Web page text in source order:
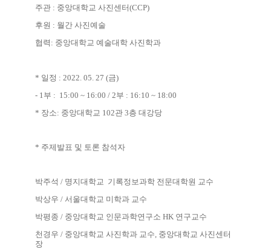
주관 : 중앙대학교 사진센터(CCP)
후원 : 월간 사진예술
협력 : 중앙대학교 예술대학 사진학과
* 일정 : 2022. 05. 27 (금)
- 1 부 : 15:00 ~ 16:00 / 2부 : 16:10 ~ 18:00
* 장소: 중앙대학교 102관 3층 대강당
* 주제발표 및 토론 참석자
박주석 / 명지대학교 기록정보과학 전문대학원 교수
박상우 / 서울대학교 미학과 교수
박평종 / 중앙대학교 인문과학연구소 HK 연구교수
천경우 / 중앙대학교 사진학과 교수 중앙대학교 사진센터
장